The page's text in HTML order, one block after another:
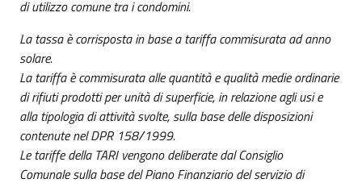
di utilizzo comune tra i condomini.
La tassa è corrisposta in base a tariffa commisurata ad anno
solare.
La tariffa è commisurata alle quantità e qualità medie ordinarie
di rifiuti prodotti per unità di superficie, in relazione agli usi e
alla tipologia di attività svolte, sulla base delle disposizioni
contenute nel DPR 158/1999.
Le tariffe della TARI vengono deliberate dal Consiglio
Comunale sulla base del Piano Finanziario del servizio di